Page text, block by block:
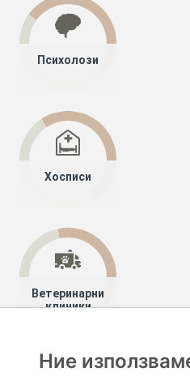
Психолози
Хосписи
Ветеринарни
клиники
Специалисти
Ние